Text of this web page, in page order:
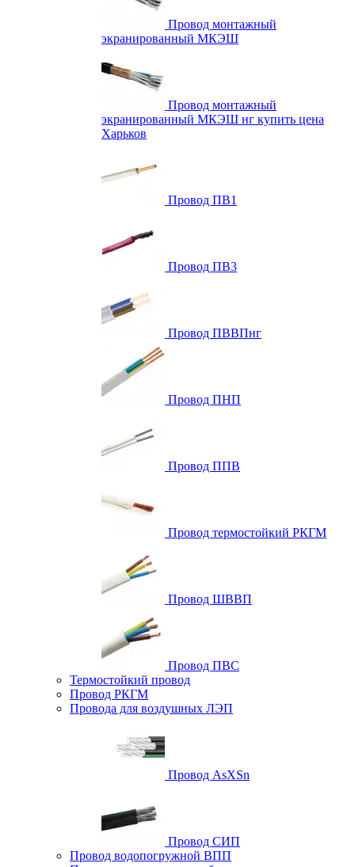
Провод монтажный
экранированный МКЭШ
Провод монтажный
экранированный МКЭШ нг купить цена
Харьков
Провод ПВ1
Провод ПВ3
Провод ПВВПнг
Провод ПНП
Провод ППВ
Провод термостойкий РКГМ
Провод ШВВП
Провод ПВС
Термостойкий провод
Провод РКГМ
Провода для воздушных ЛЭП
Провод AsXSn
Провод СИП
Провод водопогружной ВПП